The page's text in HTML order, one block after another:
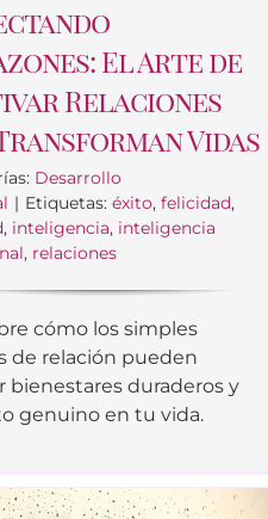
El Arte de
Relaciones
Vidas
Desarrollo
| Etiquetas:éxito,felicidad,
, inteligencia, inteligencia
, relaciones
cómo los simples
de relación pueden
bienestares duraderos y
genuino en tu vida.